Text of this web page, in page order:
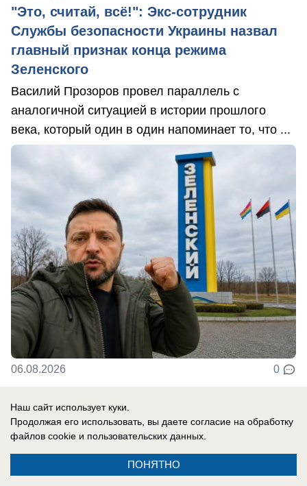
"Это, считай, всё!": Экс-сотрудник
Службы безопасности Украины назвал
главный признак конца режима
Зеленского
Василий Прозоров провел параллель с
аналогичной ситуацией в истории прошлого
века, который один в один напоминает то, что ...
06.08.2026 0
В России
«Важно похоронить его»: спасет ли
бункер Зеленского украинскую
«верхушку» — кого надо уничтожить
Наш сайт использует куки.
Продолжая его использовать, вы даете согласие на обработку
файлов cookie и пользовательских данных.
ПОНЯТНО